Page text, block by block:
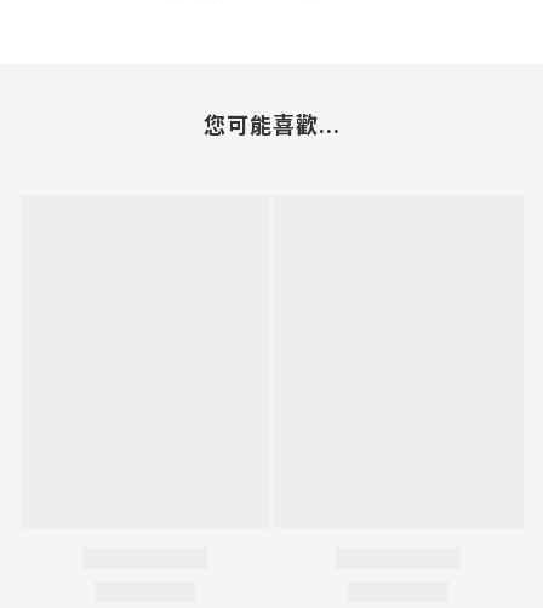
您可能喜歡...